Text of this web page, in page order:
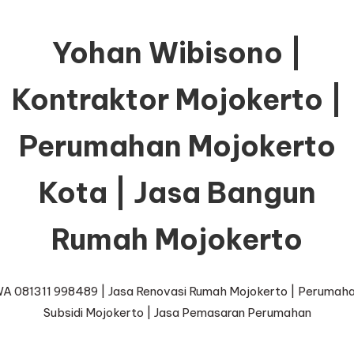
Yohan Wibisono |
Kontraktor Mojokerto |
Perumahan Mojokerto
Kota | Jasa Bangun
Rumah Mojokerto
081311 998489 | Jasa Renovasi Rumah Mojokerto |
Subsidi Mojokerto | Jasa Pemasaran Perumahan